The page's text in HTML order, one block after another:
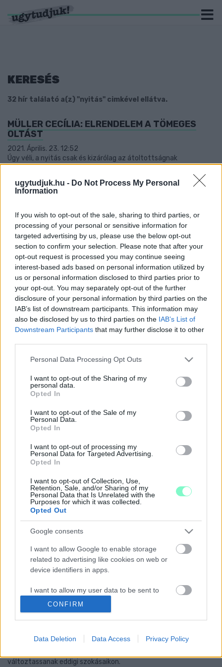
ugytudjuk.hu - Do Not Process My Personal
Information
If you wish to opt-out of the sale, sharing to third parties, or
processing of your personal or sensitive information for
targeted advertising by us, please use the below opt-out
section to confirm your selection. Please note that after your
opt-out request is processed you may continue seeing
interest-based ads based on personal information utilized by
us or personal information disclosed to third parties prior to
your opt-out. You may separately opt-out of the further
disclosure of your personal information by third parties on the
IAB’s list of downstream participants. This information may
also be disclosed by us to third parties on the IAB’s List of
Downstream Participants that may further disclose it to other
Please note that this website/app uses one or more Google
not limited to your visit or usage behaviour. You may click to
grant or deny consent to Google and its third-party tags to
use your data for below specified purposes in below Google
consent section.
Personal Data Processing Opt Outs
I want to opt-out of the Sharing of my
personal data.
Opted In
I want to opt-out of the Sale of my
Personal Data.
Opted In
I want to opt-out of processing my
Personal Data for Targeted Advertising.
Opted In
I want to opt-out of Collection, Use,
Retention, Sale, and/or Sharing of my
Personal Data that Is Unrelated with the
Purposes for which it was collected.
Opted Out
Google consents
I want to allow Google to enable storage
related to advertising like cookies on web or
device identifiers in apps.
I want to allow my user data to be sent to
Google for online advertising purposes.
I want to allow Google to send me
related to analytics like cookies on web or
CONFIRM
Data Deletion Data Access Privacy Policy
KERESÉS
32 hír találató a(z) "nyitás" cimkével ellátva.
MÜLLER CECÍLIA: ELRENDELEM A TÖMEGES
OLTÁST
2021. Április. 23. 12:52
Úgy véli, a nyitás csak és kizárólag az átoltottságnak
köszönhető.
BURGENLAND KIZÁRTA BÉCS ÉS ALSÓ-
AUSZTRIA LAKÓIT
Nem engedik be vásárolni a lezárt területekről érkezőket.
JÖVŐ HÓNAPBAN NYITHAT AUSZTRIA
2021. Április. 17. 21:05
Péntek óta terjed a hír, hogy Ausztria májusra tervezi a teljes
nyitást, így egy időben nyitnak majd meg az éttermek, a
hotelek, valamint a kulturális és sportlétesítmények is.
A SZÜLŐI HANG SZERINT NINCS GARANCIA
ARRA, HOGY AZ ÁLTALÁNOS ISKOLÁK ÉS AZ
ÓVODÁK ÁPRILIS 19-I NYITÁSA BIZTONSÁGOS
2021. Április. 10. 18:56
A szülőknek a jogszabály alapján lehetőségük van arra, hogy a
hogy igazolja a hiányzást.
EGY KANADAI ÉTTEREM TULAJA ELZAVARTA A
NYITVA TARTÁSA MIATT BETÉVEDŐ
ELLENŐRÖKET, A VENDÉGEK TAPSOLVA
2021. Április. 10. 14:33
A tulaj szerint nem az extraprofit miatt nyitottak ki, hanem
NYÍLT LEVÉLBEN KÖVETELI A PDSZ AZ ISKOLÁK
ZÁRVATARTÁSÁT ÉS A SZÜLŐKNEK JÁRÓ
2021. Április. 09. 19:53
Megkérdezték a miniszterelnöktől, hogy miért lehet nagyobb
zsúfoltság az iskolákban, mint a boltokban.
MARUZSA ZOLTÁN: MINDEN KÉSZEN ÁLL AZ
ISKOLANYITÁSRA
2021. Április. 09. 11:39
Az idei érettségiről közölt információkat az operatív törzs.
GULYÁS: FOCIMECCSRE CSAK VÉDETTSÉGI
2021. Április. 08. 11:26
Egy héten belül újabb lazításról dönthet a kormány.
A MAGYAR ORVOSI KAMARA SZERINT KORAI
2021. Április. 07. 16:18
változtassanak eddigi szokásaikon.